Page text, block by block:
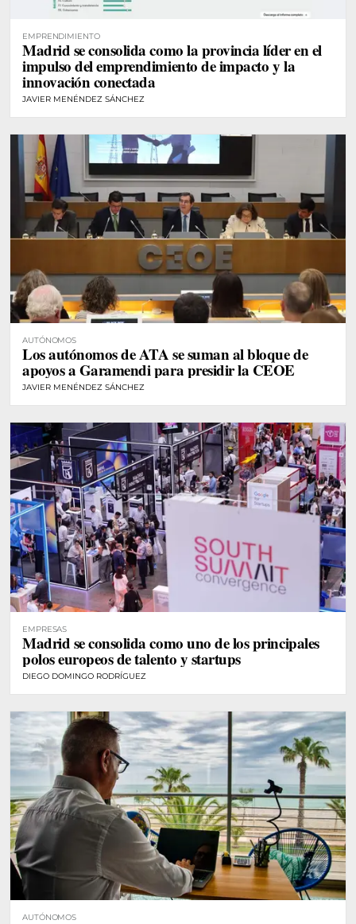
EMPRENDIMIENTO
Madrid se consolida como la provincia líder en el
impulso del emprendimiento de impacto y la
innovación conectada
JAVIER MENÉNDEZ SÁNCHEZ
AUTÓNOMOS
Los autónomos de ATA se suman al bloque de
apoyos a Garamendi para presidir la CEOE
JAVIER MENÉNDEZ SÁNCHEZ
EMPRESAS
Madrid se consolida como uno de los principales
polos europeos de talento y startups
DIEGO DOMINGO RODRÍGUEZ
AUTÓNOMOS